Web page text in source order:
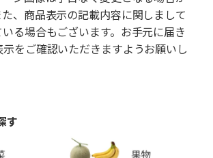
た、商品表示の記載内容に関しまして
る場合もございます。お手元に届き
示をご確認いただきますようお願いし
す